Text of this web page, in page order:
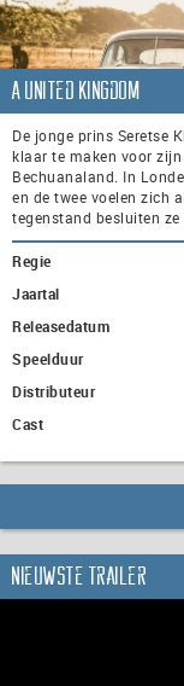
A United Kingdom
De jonge prins Seretse
klaar te maken voor
Bechuanaland. In
en de twee voelen zich
tegenstand besluiten
Regie
Jaartal
Releasedatum
Speelduur
Distributeur
Cast
Nieuwste trailer